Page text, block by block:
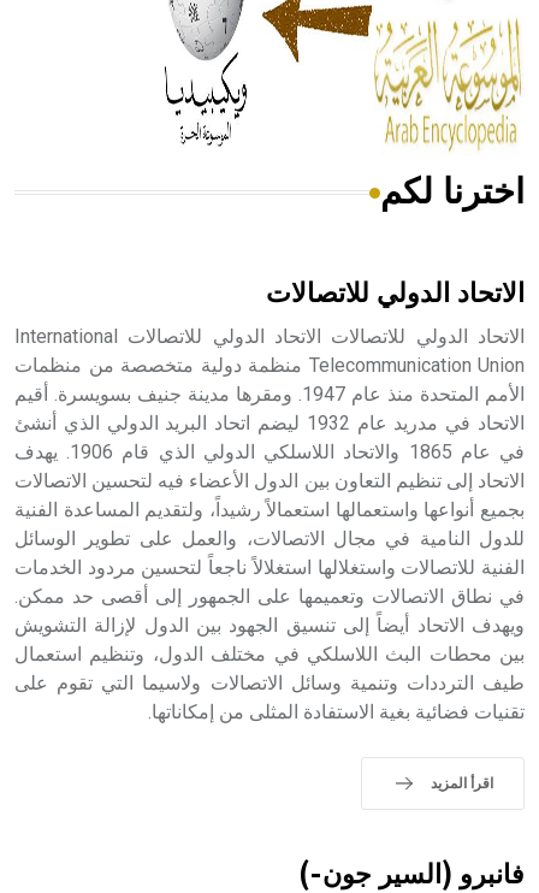
- هل تعلم أن المرجان إفراز حيواني يتكون في البحر ويتركب
من مادة كربونات الكلسيوم، وهو أحمر أو شديد الحمرة وهو
أجود أنواعه، ويمتاز بكبر الحجم ويسمى الش
هل تعلم أن الأبسيد كلمة فرنسية اللفظ تم اعتمادها مصطلحاً
- هل تعلم أن أبجر Abgar اسم معروف جيداً يعود إلى عدد من
الملوك الذين حكموا مدينة إديسا (الرها) من أبجر الأول وحتى
التاسع، وهم ينتسبون إلى أسرة أوسروين
- هل تعلم أن الأبجدية الكنعانية تتألف من /22/ علامة كتابية
sign تكتب منفصلة غير متصلة، وتعتمد المبدأ الأكوروفوني،
حيث تقتصر القيمة الصوتية للعلامة الك
اخترنا لكم
الاتحاد الدولي للاتصالات
الاتحاد الدولي للاتصالات الاتحاد الدولي للاتصالات International
Telecommunication Union منظمة دولية متخصصة من منظمات
الأمم المتحدة منذ عام 1947. ومقرها مدينة جنيف بسويسرة. أقيم
الاتحاد في مدريد عام 1932 ليضم اتحاد البريد الدولي الذي أنشئ
في عام 1865 والاتحاد اللاسلكي الدولي الذي قام 1906. يهدف
الاتحاد إلى تنظيم التعاون بين الدول الأعضاء فيه لتحسين الاتصالات
بجميع أنواعها واستعمالها استعمالاً رشيداً، ولتقديم المساعدة الفنية
للدول النامية في مجال الاتصالات، والعمل على تطوير الوسائل
الفنية للاتصالات واستغلالها استغلالاً ناجعاً لتحسين مردود الخدمات
في نطاق الاتصالات وتعميمها على الجمهور إلى أقصى حد ممكن.
ويهدف الاتحاد أيضاً إلى تنسيق الجهود بين الدول لإزالة التشويش
بين محطات البث اللاسلكي في مختلف الدول، وتنظيم استعمال
طيف الترددات وتنمية وسائل الاتصالات ولاسيما التي تقوم على
تقنيات فضائية بغية الاستفادة المثلى من إمكاناتها.
اقرأ المزيد
فانبرو (السير جون-)